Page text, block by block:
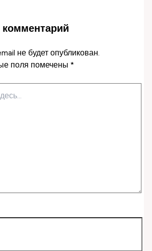
комментарий
не будет опубликован.
поля помечены*